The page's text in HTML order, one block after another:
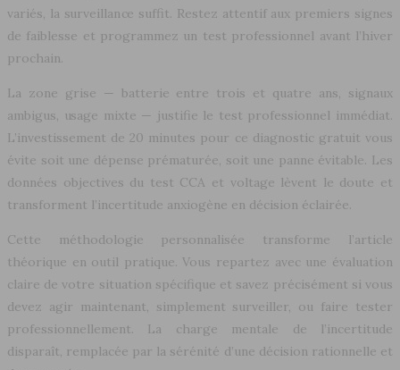
variés, la surveillance suffit. Restez attentif aux premiers signes
de faiblesse et programmez un test professionnel avant l’hiver
prochain.
La zone grise — batterie entre trois et quatre ans, signaux
ambigus, usage mixte — justifie le test professionnel immédiat.
L’investissement de 20 minutes pour ce diagnostic gratuit vous
évite soit une dépense prématurée, soit une panne évitable. Les
données objectives du test CCA et voltage lèvent le doute et
transforment l’incertitude anxiogène en décision éclairée.
Cette méthodologie personnalisée transforme l’article
théorique en outil pratique. Vous repartez avec une évaluation
claire de votre situation spécifique et savez précisément si vous
devez agir maintenant, simplement surveiller, ou faire tester
professionnellement. La charge mentale de l’incertitude
disparaît, remplacée par la sérénité d’une décision rationnelle et